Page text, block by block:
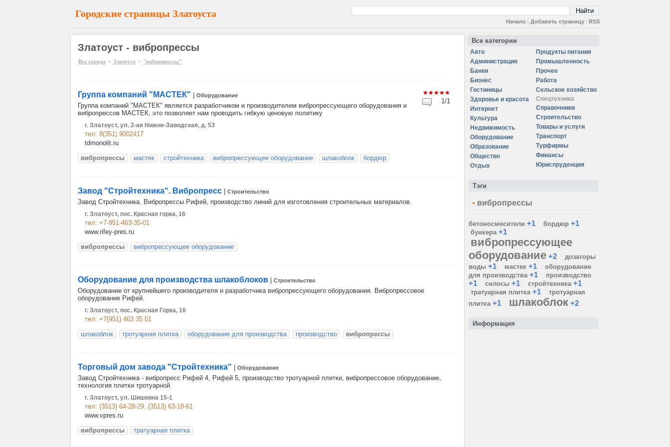
Городские страницы Златоуста
Начало | Добавить страницу | RSS
Златоуст - вибропрессы
Все города » Златоуст » "вибропрессы"
1/1
Группа компаний "МАСТЕК" Оборудование
Группа компаний "МАСТЕК" является разработчиком и производителем вибропрессующего оборудования и
вибропрессов МАСТЕК, это позволяет нам проводить гибкую ценовую политику
г. Златоуст, ул. 2-ая Нижне-Заводская, д. 53
тел: 8(351) 9002417
tdmonolit.ru
вибропрессы
мастек стройтехника вибропрессующее оборудование шлакоблок бордюр
Завод "Стройтехника". Вибропресс Строительство
Завод Стройтехника. Вибропрессы Рифей, производство линий для изготовления строительных материалов.
г. Златоуст, пос. Красная горка, 16
тел: +7-951-463-35-01
www.rifey-pres.ru
вибропрессы
вибропрессующее оборудование
Оборудование для производства шлакоблоков Строительство
Оборудование от крупнейшего производителя и разработчика вибропрессующего оборудования. Вибропрессовое
оборудование Рифей.
г. Златоуст, пос. Красная Горка, 16
тел: +7(951) 463 35 01
шлакоблок
тротуарная плитка оборудование для производства производство вибропрессы
Торговый дом завода "Стройтехника" Оборудование
Завод Стройтехника - вибропресс Рифей 4, Рифей 5, производство тротуарной плитки, вибропрессовое оборудование,
технология плитки тротуарной.
г. Златоуст, ул. Шишкина 15-1
тел: (3513) 64-28-29, (3513) 63-18-61
www.vpres.ru
вибропрессы
тратуарная плитка
Все категории
Авто
Администрация
Банки
Бизнес
Гостиницы
Здоровье и красота
Интернет
Культура
Недвижимость
Оборудование
Образование
Общество
Отдых
Продукты питания
Промышленность
Прочее
Работа
Сельское хозяйство
Спецтехника
Справочники
Строительство
Товары и услуги
Транспорт
Турфирмы
Финансы
Юриспруденция
Тэги
- вибропрессы
бетоносмесители +1 бордюр +1
бункера +1
вибропрессующее
оборудование +2
дозаторы
воды +1 мастек +1
оборудование
для производства +1 производство
+1 силосы +1 стройтехника +1
тратуарная плитка +1
тротуарная
плитка +1 шлакоблок +2
Информация